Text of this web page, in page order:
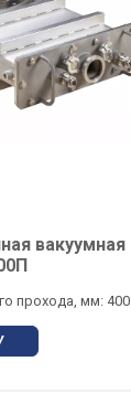
вакуумная
прохода, мм: 400